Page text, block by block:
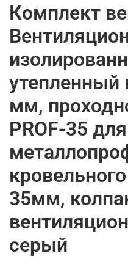
Комплект
утепленный
мм,
PROF-35 для
35мм,
серый